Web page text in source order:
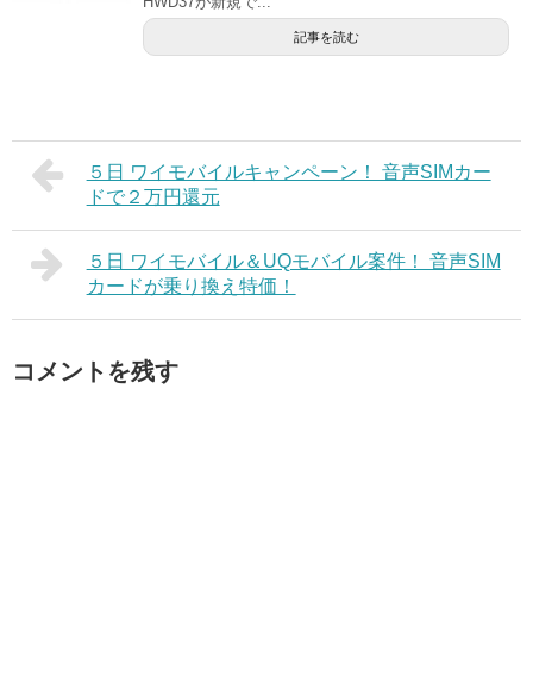
記事を読む
５日 ワイモバイルキャンペーン！ 音声SIMカー
ドで２万円還元
５日 ワイモバイル＆UQモバイル案件！ 音声SIM
カードが乗り換え特価！
コメントを残す